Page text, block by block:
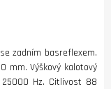
zadním basreflexem.
mm. Výškový kalotový
Hz. Citlivost 88